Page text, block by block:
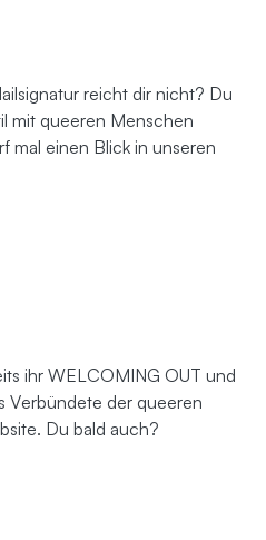
reicht dir nicht? Du
mit queeren Menschen
mal einen Blick in unseren
ihr WELCOMING OUT und
Verbündete der queeren
Du bald auch?